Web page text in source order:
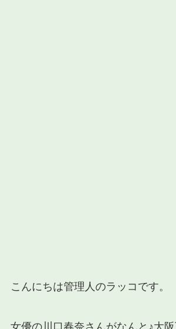
こんにちは管理人のラッコです。
女優の川口春奈さんがなんと♪大